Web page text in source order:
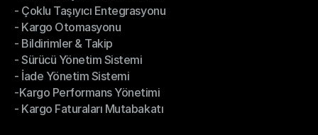
- İndirimli Fiyatlarla Gönderim
- Çoklu Taşıyıcı Entegrasyonu
- Çoklu Taşıyıcı Entegrasyonu
- Kargo Otomasyonu
- Kargo Otomasyonu
- Bildirimler & Takip
- Bildirimler & Takip
- Sürücü Yönetim Sistemi
- Sürücü Yönetim Sistemi
- İade Yönetim Sistemi
- İade Yönetim Sistemi
-Kargo Performans Yönetimi
-Kargo Performans Yönetimi
- Kargo Faturaları Mutabakatı